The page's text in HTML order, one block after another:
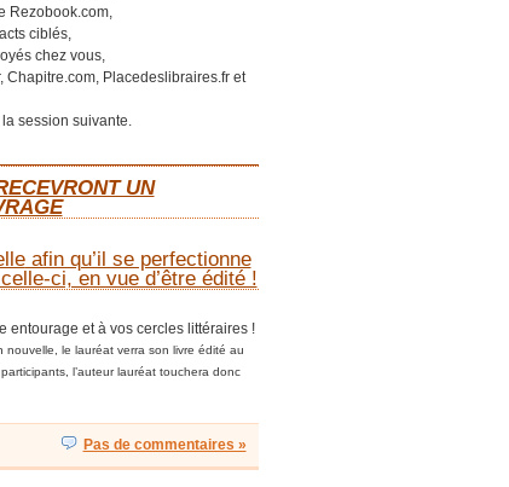
Rezobook.com,
ciblés,
chez vous,
Chapitre.com, Placedeslibraires.fr et
session suivante.
UN
afin qu’il se perfectionne
ci, en vue d’être édité !
entourage et à vos cercles littéraires !
le lauréat verra son livre édité au
l’auteur lauréat touchera donc
Pas de commentaires »